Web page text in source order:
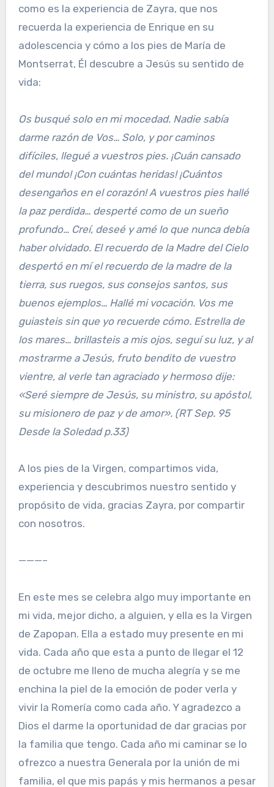
como es la experiencia de Zayra, que nos
recuerda la experiencia de Enrique en su
adolescencia y cómo a los pies de María de
Montserrat, Él descubre a Jesús su sentido de
vida:
Os busqué solo en mi mocedad. Nadie sabía
darme razón de Vos… Solo, y por caminos
difíciles, llegué a vuestros pies. ¡Cuán cansado
del mundo! ¡Con cuántas heridas! ¡Cuántos
desengaños en el corazón! A vuestros pies hallé
la paz perdida… desperté como de un sueño
profundo… Creí, deseé y amé lo que nunca debía
haber olvidado. El recuerdo de la Madre del Cielo
despertó en mí el recuerdo de la madre de la
tierra, sus ruegos, sus consejos santos, sus
buenos ejemplos… Hallé mi vocación. Vos me
guiasteis sin que yo recuerde cómo. Estrella de
los mares… brillasteis a mis ojos, seguí su luz, y al
mostrarme a Jesús, fruto bendito de vuestro
vientre, al verle tan agraciado y hermoso dije:
«Seré siempre de Jesús, su ministro, su apóstol,
su misionero de paz y de amor». (RT Sep. 95
Desde la Soledad p.33)
A los pies de la Virgen, compartimos vida,
experiencia y descubrimos nuestro sentido y
propósito de vida, gracias Zayra, por compartir
con nosotros.
———–
En este mes se celebra algo muy importante en
mi vida, mejor dicho, a alguien, y ella es la Virgen
de Zapopan. Ella a estado muy presente en mi
vida. Cada año que esta a punto de llegar el 12
de octubre me lleno de mucha alegría y se me
enchina la piel de la emoción de poder verla y
vivir la Romería como cada año. Y agradezco a
Dios el darme la oportunidad de dar gracias por
la familia que tengo. Cada año mi caminar se lo
ofrezco a nuestra Generala por la unión de mi
familia, el que mis papás y mis hermanos a pesar